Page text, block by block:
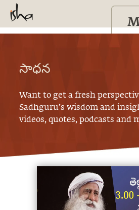
సాధన
Want to get a fresh
Sadhguru’s wisdom and
videos, quotes, podcasts and